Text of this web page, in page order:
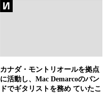
カナダ・モントリオールを拠点
に活動し、Mac Demarcoのバン
ドでギタリストを務め ていたこ